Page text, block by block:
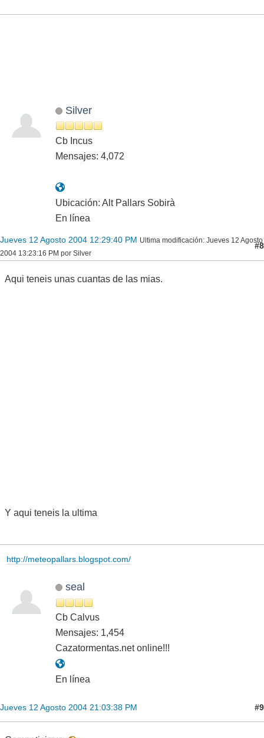
Silver
Cb Incus
Mensajes: 4,072
Ubicación: Alt Pallars Sobirà
En línea
Jueves 12 Agosto 2004 12:29:40 PM Ultima modificación: Jueves 12 Agosto
2004 13:23:16 PM por Silver
#8
Aqui teneis unas cuantas de las mias.
Y aqui teneis la ultima
http://meteopallars.blogspot.com/
seal
Cb Calvus
Mensajes: 1,454
Cazatormentas.net online!!!
En línea
Jueves 12 Agosto 2004 21:03:38 PM #9